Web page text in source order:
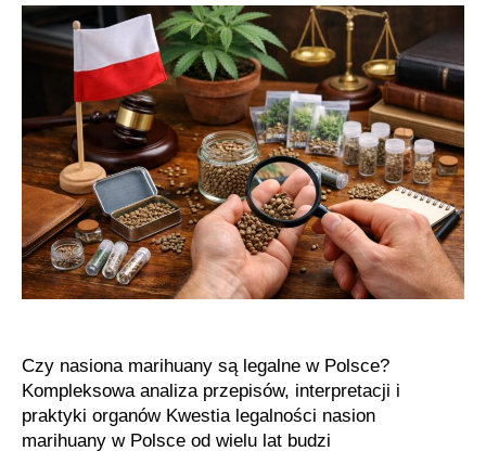
nasion
marihuany
w
Polsce
Czy nasiona marihuany są legalne w Polsce?
Kompleksowa analiza przepisów, interpretacji i
praktyki organów Kwestia legalności nasion
marihuany w Polsce od wielu lat budzi